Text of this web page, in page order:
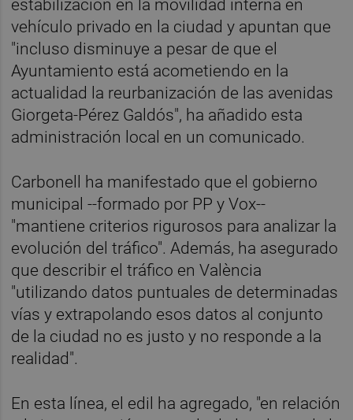
estabilización en la movilidad interna en
vehículo privado en la ciudad y apuntan que
"incluso disminuye a pesar de que el
Ayuntamiento está acometiendo en la
actualidad la reurbanización de las avenidas
Giorgeta-Pérez Galdós", ha añadido esta
administración local en un comunicado.
Carbonell ha manifestado que el gobierno
municipal --formado por PP y Vox--
"mantiene criterios rigurosos para analizar la
evolución del tráfico". Además, ha asegurado
que describir el tráfico en València
"utilizando datos puntuales de determinadas
vías y extrapolando esos datos al conjunto
de la ciudad no es justo y no responde a la
realidad".
En esta línea, el edil ha agregado, "en relación